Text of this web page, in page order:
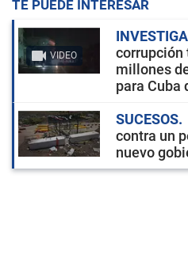
TE PUEDE INTERESAR
VIDEO
corrupción
millones
para Cuba
SUCESOS
contra un
nuevo